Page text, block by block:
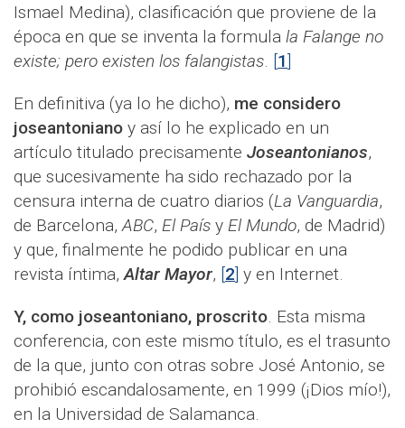
Ismael Medina), clasificación que proviene de la
época en que se inventa la formula la Falange no
existe; pero existen los falangistas. [1]
En definitiva (ya lo he dicho), me considero
joseantoniano y así lo he explicado en un
artículo titulado precisamente Joseantonianos,
que sucesivamente ha sido rechazado por la
censura interna de cuatro diarios (La Vanguardia,
de Barcelona,ABC, El País y El Mundo, de Madrid)
y que, finalmente he podido publicar en una
revista íntima,Altar Mayor, [2] y en Internet.
Y, como joseantoniano, proscrito. Esta misma
conferencia, con este mismo título, es el trasunto
de la que, junto con otras sobre José Antonio, se
prohibió escandalosamente, en 1999 (¡Dios mío!),
en la Universidad de Salamanca.